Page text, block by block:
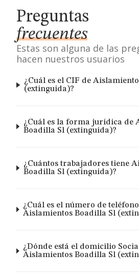
Preguntas
frecuentes
Estas son alguna de las
hacen nuestros usuarios
¿Cuál es el CIF de
(extinguida)?
¿Cuál es la forma jurídica de
Boadilla Sl (extinguida)?
¿Cuántos trabajadores tiene
Boadilla Sl (extinguida)?
¿Cuál es el número de
Aislamientos Boadilla Sl
¿Dónde está el domicilio
Aislamientos Boadilla Sl